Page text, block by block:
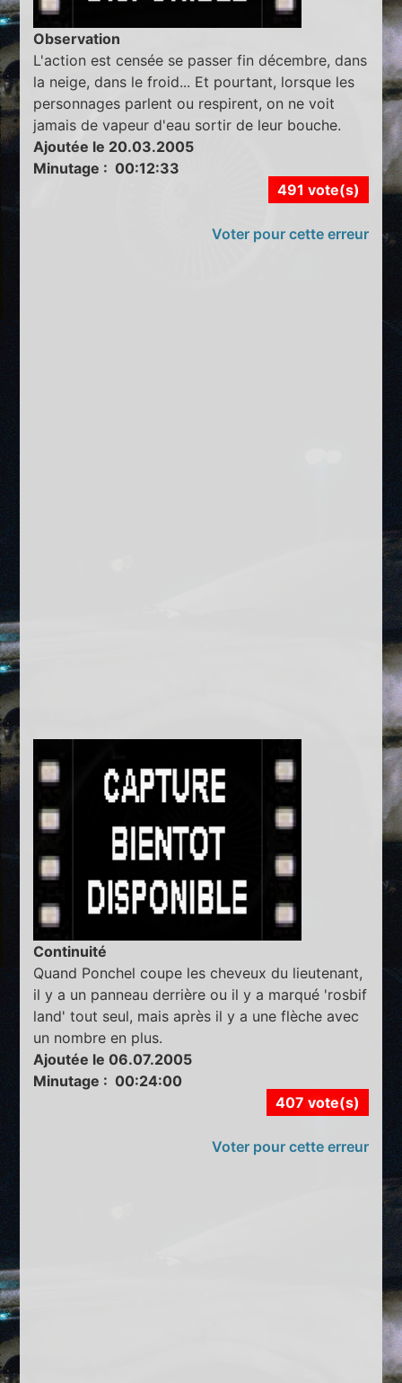
Observation
L'action est censée se passer fin décembre, dans
la neige, dans le froid... Et pourtant, lorsque les
personnages parlent ou respirent, on ne voit
jamais de vapeur d'eau sortir de leur bouche.
Ajoutée le 20.03.2005
Minutage : 00:12:33
491 vote(s)
Voter pour cette erreur
Continuité
Quand Ponchel coupe les cheveux du lieutenant,
il y a un panneau derrière ou il y a marqué 'rosbif
land' tout seul, mais après il y a une flèche avec
un nombre en plus.
Ajoutée le 06.07.2005
Minutage : 00:24:00
407 vote(s)
Voter pour cette erreur